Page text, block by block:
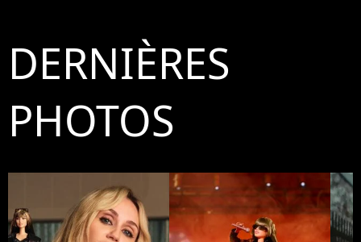
DERNIÈRES
PHOTOS